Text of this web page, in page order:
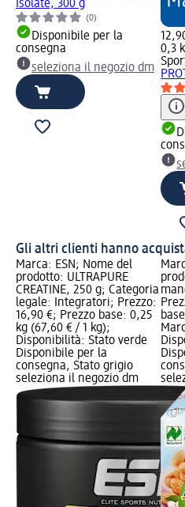
Isolate, 300 g
(0)
Disponibile per la
consegna
seleziona il negozio dm
0,3
Gli altri clienti hanno
Marca: ESN; Nome del
prodotto: ULTRAPURE
CREATINE, 250 g; Categoria
legale: Integratori; Prezzo:
16,90 €; Prezzo base: 0,25
kg (67,60 € / 1 kg);
Disponibilità: Stato verde
Disponibile per la
consegna, Stato grigio
seleziona il negozio dm